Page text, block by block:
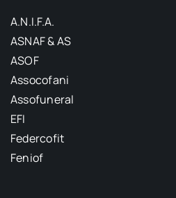
A.N.I.F.A.
ASNAF & AS
ASOF
Assocofani
Assofuneral
EFI
Federcofit
Feniof